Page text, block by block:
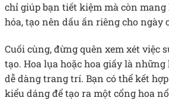
chỉ giúp bạn tiết kiệm mà còn
hóa, tạo nên dấu ấn riêng cho ngày
Cuối cùng, đừng quên xem xét việc
tạo. Hoa lụa hoặc hoa giấy là những
dễ dàng trang trí. Bạn có thể kết
kiểu dáng để tạo ra một cổng hoa